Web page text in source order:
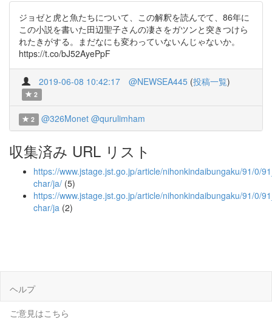
ジョゼと虎と魚たちについて、この解釈を読んでて、86年に
この小説を書いた田辺聖子さんの凄さをガツンと突きつけら
れたきがする。まだなにも変わっていないんじゃないか。
https://t.co/bJ52AyePpF
2019-06-08 10:42:17 @NEWSEA445 (投稿一覧)
2
2 @326Monet @qurulimham
収集済み URL リスト
https://www.jstage.jst.go.jp/article/nihonkindaibungaku/91/0/
char/ja/ (5)
https://www.jstage.jst.go.jp/article/nihonkindaibungaku/91/0/
char/ja (2)
ヘルプ
ご意見はこちら